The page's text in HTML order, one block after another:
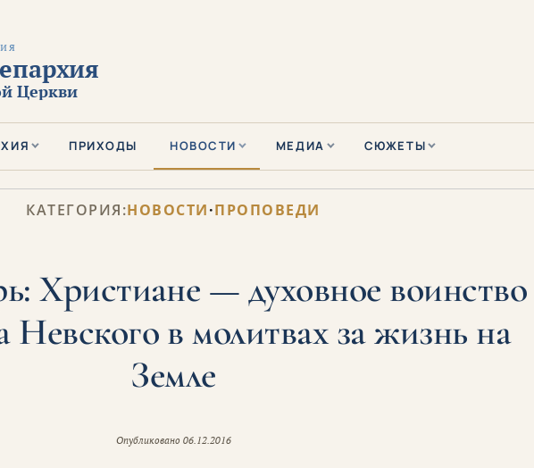
Церкви
ПРИХОДЫ НОВОСТИ МЕДИА СЮЖЕТЫ
КАТЕГОРИЯ:НОВОСТИ·ПРОПОВЕДИ
Христиане — духовное воинство
Невского в молитвах за жизнь на
Земле
Опубликовано 06.12.2016